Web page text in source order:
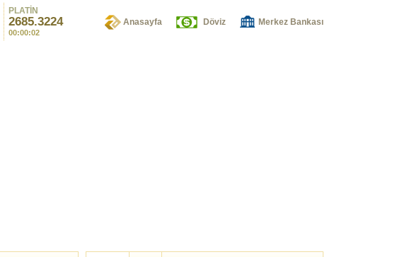
PLATİN
2685.3224
00:00:02
Anasayfa Döviz Merkez Bankası